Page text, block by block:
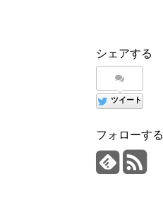
シェアする
ツイート
フォローする